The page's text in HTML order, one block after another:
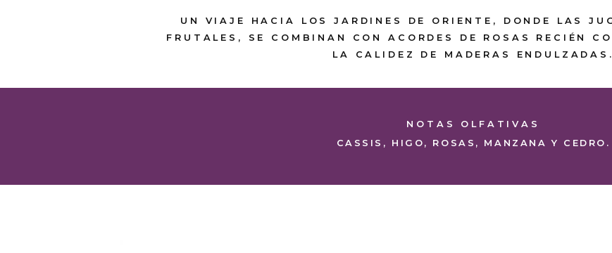
UN VIAJE HACIA LOS JARDINES DE ORIENTE, DONDE LAS
FRUTALES, SE COMBINAN CON ACORDES DE ROSAS RECIÉN
LA CALIDEZ DE MADERAS ENDULZADAS.
NOTAS OLFATIVAS
CASSIS, HIGO, ROSAS, MANZANA Y CEDRO.